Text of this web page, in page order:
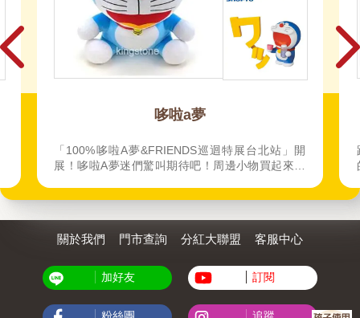
巡迴特展台北站」開
待吧！周邊小物買起來先
跟著讀，原來90%煩惱都可以被
的解憂祕境！
關於我們 門市查詢 分紅大聯盟 客服中心
加好友 訂閱
粉絲團 追蹤